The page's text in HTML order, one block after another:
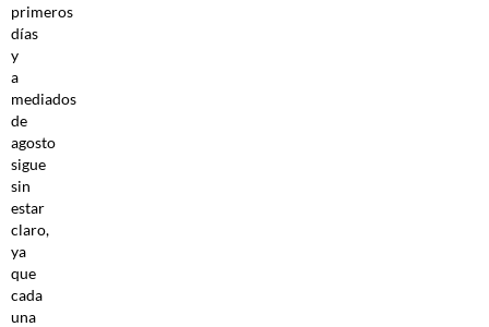
primeros
días
y
a
mediados
de
agosto
sigue
sin
estar
claro,
ya
que
cada
una